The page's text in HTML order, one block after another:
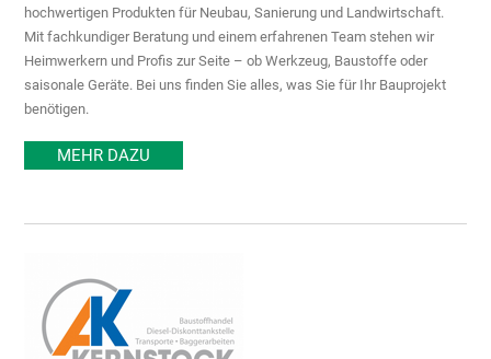
hochwertigen Produkten für Neubau, Sanierung und Landwirtschaft.
Mit fachkundiger Beratung und einem erfahrenen Team stehen wir
Heimwerkern und Profis zur Seite – ob Werkzeug, Baustoffe oder
saisonale Geräte. Bei uns finden Sie alles, was Sie für Ihr Bauprojekt
benötigen.
MEHR DAZU